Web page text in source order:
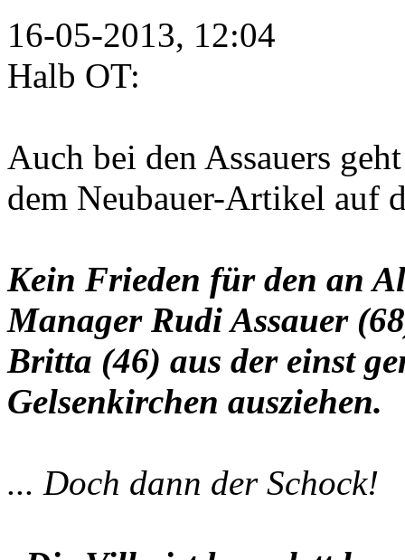
16-05-2013, 12:04
Halb OT:
Auch bei den Assauers
dem Neubauer-Artikel auf
Kein Frieden für den an
Manager Rudi Assauer
Britta (46) aus der einst
Gelsenkirchen ausziehen.
... Doch dann der Schock!